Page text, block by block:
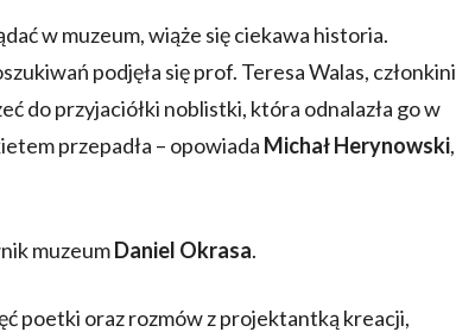
w muzeum, wiąże się ciekawa historia.
podjęła się prof. Teresa Walas, członkini
do przyjaciółki noblistki, która odnalazła go w
przepadła – opowiada Michał Herynowski,
muzeumDaniel Okrasa.
poetki oraz rozmów z projektantką kreacji,